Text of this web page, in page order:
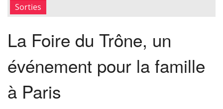
Sorties
La Foire du Trône, un
événement pour la famille
à Paris